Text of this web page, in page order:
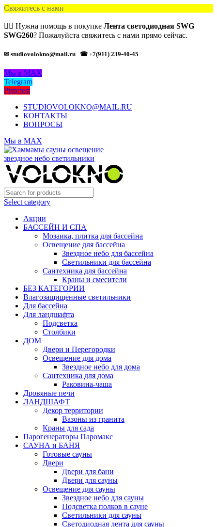
Свяжитесь с нами
🙋‍♂️ Нужна помощь в покупке Лента светодиодная SWG
SWG260? Пожалуйста свяжитесь с нами прямо сейчас.
✉ studiovolokno@mail.ru ☎ +7(911) 239-40-45
Мы в MAX
Telegram
Pinterest
STUDIOVOLOKNO@MAIL.RU
КОНТАКТЫ
ВОПРОСЫ
Мы в MAX
Select category
Акции
БАССЕЙН И СПА
Мозаика, плитка для бассейна
Освещение для бассейна
Звездное небо для бассейна
Светильники для бассейна
Сантехника для бассейна
Краны и смесители
БЕЗ КАТЕГОРИИ
Влагозащищенные светильники
Для бассейна
Для ландшафта
Подсветка
Столбики
ДОМ
Двери и Перегородки
Освещение для дома
Звездное небо для дома
Сантехника для дома
Раковина-чаша
Дровяные печи
ЛАНДШАФТ
Декор территории
Вазоны из гранита
Краны для сада
Парогенераторы Паромакс
САУНА и БАНЯ
Готовые сауны
Двери
Двери для бани
Двери для сауны
Освещение для сауны
Звездное небо для сауны
Подсветка полков в сауне
Светильники для сауны
Светодиодная лента для сауны